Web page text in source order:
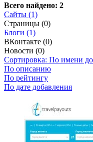
Всего найдено: 2
Сайты (1)
Страницы (0)
Блоги (1)
ВКонтакте (0)
Новости (0)
Сортировка: По имени
По описанию
По рейтингу
По дате добавления